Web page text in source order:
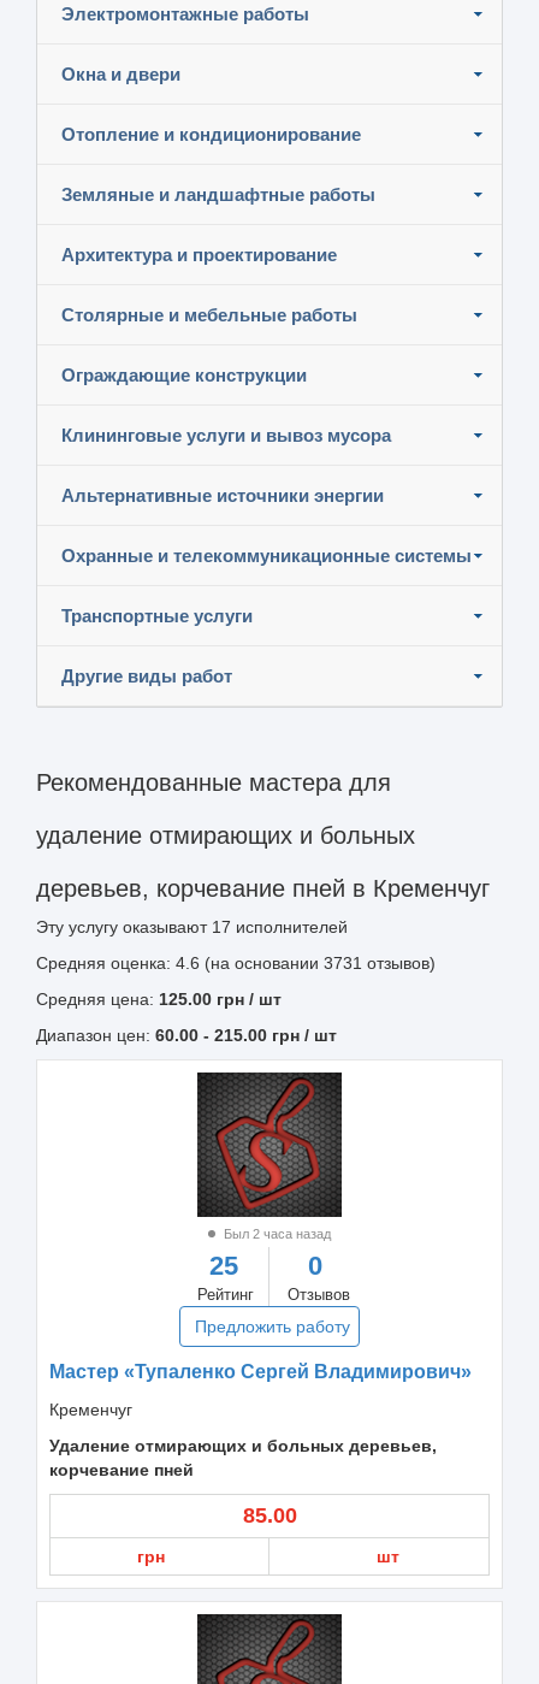
Электромонтажные работы
Окна и двери
Отопление и кондиционирование
Земляные и ландшафтные работы
Архитектура и проектирование
Столярные и мебельные работы
Ограждающие конструкции
Клининговые услуги и вывоз мусора
Альтернативные источники энергии
Охранные и телекоммуникационные системы
Транспортные услуги
Другие виды работ
Рекомендованные мастера для
удаление отмирающих и больных
деревьев, корчевание пней в Кременчуг
Эту услугу оказывают 17 исполнителей
Средняя оценка: 4.6 (на основании 3731 отзывов)
Средняя цена: 125.00 грн / шт
Диапазон цен: 60.00 - 215.00 грн / шт
Был 2 часа назад
25
Рейтинг
0
Отзывов
Предложить работу
Мастер «Тупаленко Сергей Владимирович»
Кременчуг
Удаление отмирающих и больных деревьев,
корчевание пней
85.00
грн шт